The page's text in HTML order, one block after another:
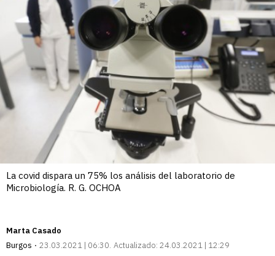
La covid dispara un 75% los análisis del laboratorio de
Microbiología. R. G. OCHOA
Marta Casado
Burgos
23.03.2021 | 06:30 Actualizado: 24.03.2021 | 12:29